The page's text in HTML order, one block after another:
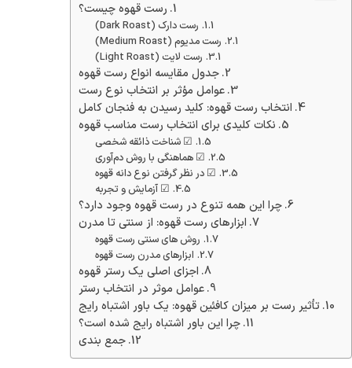
رست قهوه چیست؟
رست دارک (Dark Roast)
رست مدیوم (Medium Roast)
رست لایت (Light Roast)
جدول مقایسه انواع رست قهوه
عوامل مؤثر بر انتخاب نوع رست
انتخاب رست قهوه: کلید رسیدن به فنجان کامل
نکات کلیدی برای انتخاب رست مناسب قهوه
☑ شناخت ذائقه شخصی
☑ هماهنگی با روش دم‌آوری
☑ در نظر گرفتن نوع دانه قهوه
☑ آزمایش و تجربه
چرا این همه تنوع در رست قهوه وجود دارد؟
ابزارهای رست قهوه: از سنتی تا مدرن
روش های سنتی رست قهوه
ابزارهای مدرن رست قهوه
اجزای اصلی یک رستر قهوه
عوامل موثر در انتخاب رستر
تأثیر رست بر میزان کافئین قهوه: یک باور اشتباه رایج
چرا این باور اشتباه رایج شده است؟
جمع بندی